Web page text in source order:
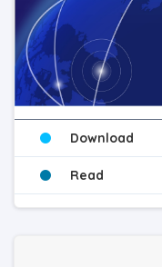
Download
Read